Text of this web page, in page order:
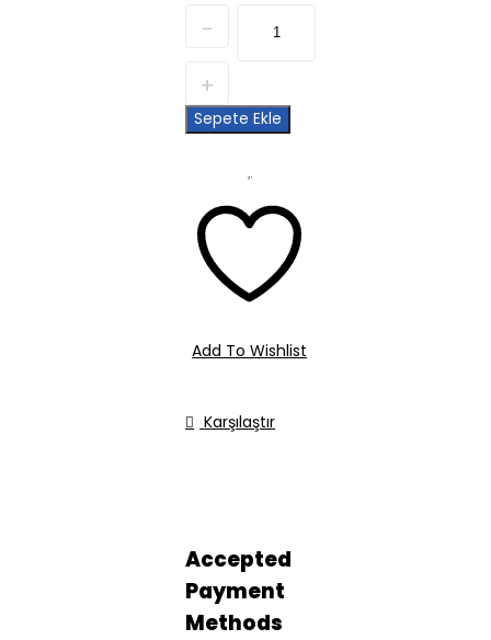
Sepete Ekle
Add To Wishlist
Karşılaştır
Accepted
Payment
Methods